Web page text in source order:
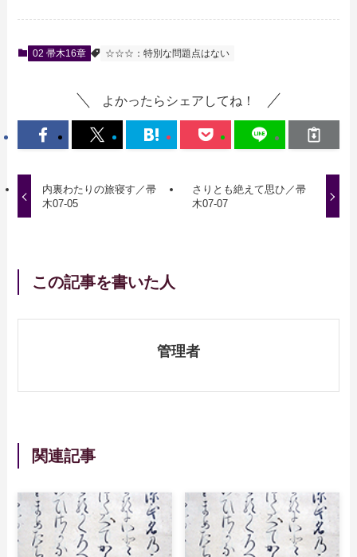
02 帚木16章 ☆☆☆：特別な問題点はない
よかったらシェアしてね！
内裏わたりの旅寝す／帚
木07-05
さりとも絶えて思ひ／帚
木07-07
この記事を書いた人
管理者
関連記事